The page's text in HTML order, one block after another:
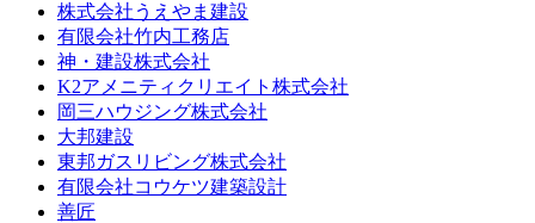
株式会社うえやま建設
有限会社竹内工務店
神・建設株式会社
K2アメニティクリエイト株式会社
岡三ハウジング株式会社
大邦建設
東邦ガスリビング株式会社
有限会社コウケツ建築設計
善匠